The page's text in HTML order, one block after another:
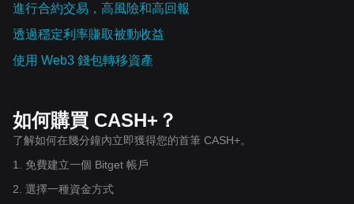
進行合約交易，高風險和高回報
透過穩定利率賺取被動收益
使用 Web3 錢包轉移資產
如何購買 CASH+？
了解如何在幾分鐘內立即獲得您的首筆 CASH+。
1. 免費建立一個 Bitget 帳戶
2. 選擇一種資金方式